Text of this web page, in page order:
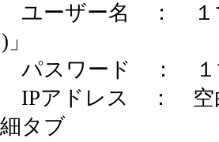
ー名 ： １で登
ード ： １で登
ドレス ： 空
タブ